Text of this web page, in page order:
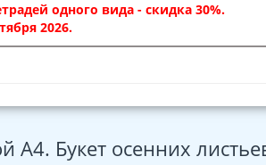
одного вида - скидка 30%.
2026.
Букет осенних